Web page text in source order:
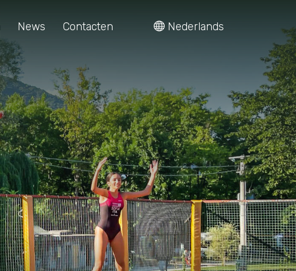
News Contacten Nederlands